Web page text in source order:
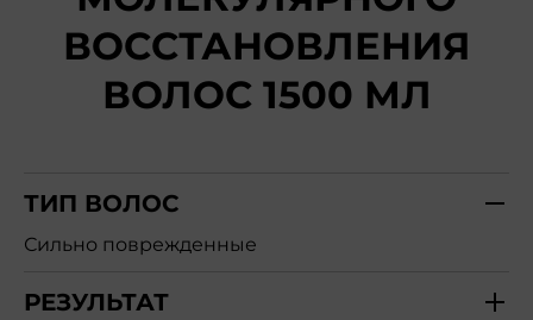
ВОССТАНОВЛЕНИЯ
ВОЛОС 1500 МЛ
ТИП ВОЛОС
Сильно поврежденные
РЕЗУЛЬТАТ